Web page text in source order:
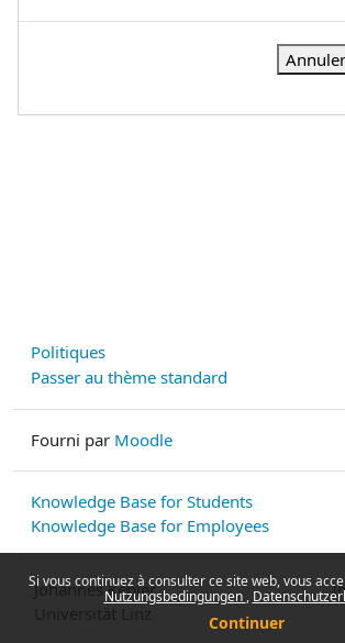
Si vous continuez à consulter ce site web, vous
Nutzungsbedingungen
Continuer
Annuler
Politiques
Passer au thème standard
Fourni par Moodle
Knowledge Base for Students
Knowledge Base for Employees
Johannes Kepler